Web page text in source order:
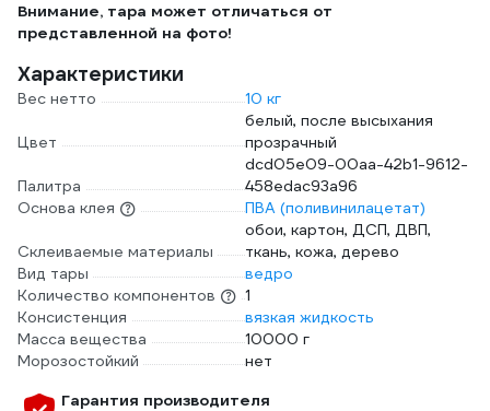
Внимание, тара может отличаться от
представленной на фото!
Характеристики
Вес нетто 10 кг
Цвет
белый, после высыхания
прозрачный
Палитра
dcd05e09-00aa-42b1-9612-
458edac93a96
Основа клея
ПВА (поливинилацетат)
Склеиваемые материалы
обои, картон, ДСП, ДВП,
ткань, кожа, дерево
Вид тары
ведро
Количество компонентов
1
Консистенция
вязкая жидкость
Масса вещества
10000 г
Морозостойкий
нет
Гарантия производителя